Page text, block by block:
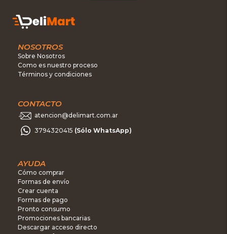
NOSOTROS
Sobre Nosotros
Como es nuestro proceso
Términos y condiciones
CONTACTO
atencion@delimart.com.ar
3794320415 (Sólo WhatsApp)
AYUDA
Cómo comprar
Formas de envío
Crear cuenta
Formas de pago
Pronto consumo
Promociones bancarias
Descargar acceso directo